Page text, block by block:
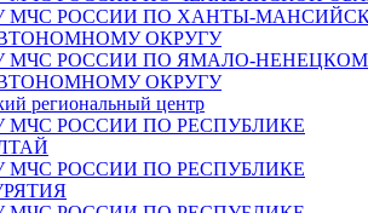
МЧС РОССИИ ПО ХАНТЫ-
ОКРУГУ
МЧС РОССИИ ПО ЯМАЛО-
ОКРУГУ
региональный центр
МЧС РОССИИ ПО РЕСПУБЛИКЕ
МЧС РОССИИ ПО РЕСПУБЛИКЕ